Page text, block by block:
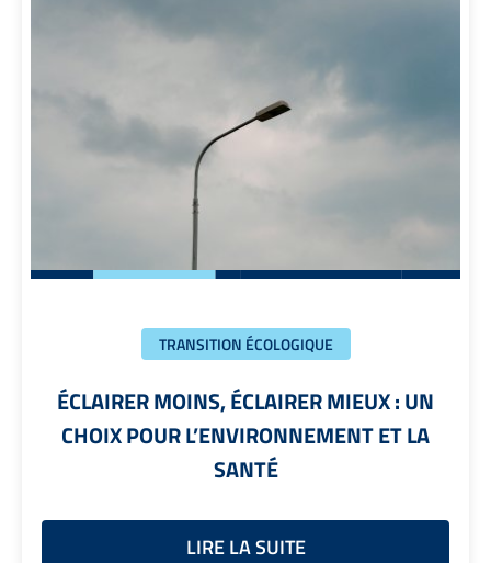
TRANSITION ÉCOLOGIQUE
ÉCLAIRER MOINS, ÉCLAIRER MIEUX : UN
CHOIX POUR L’ENVIRONNEMENT ET LA
SANTÉ
LIRE LA SUITE